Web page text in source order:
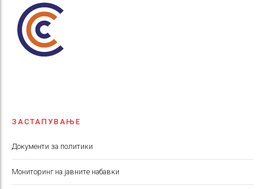
ЗАСТАПУВАЊЕ
Документи за политики
Мониторинг на јавните набавки